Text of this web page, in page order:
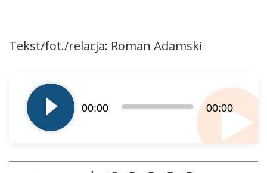
Tekst/fot./relacja: Roman Adamski
plików
dźwiękowych
00:00 00:00